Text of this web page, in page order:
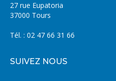
27 rue Eupatoria
37000 Tours
Tél. : 02 47 66 31 66
SUIVEZ NOUS